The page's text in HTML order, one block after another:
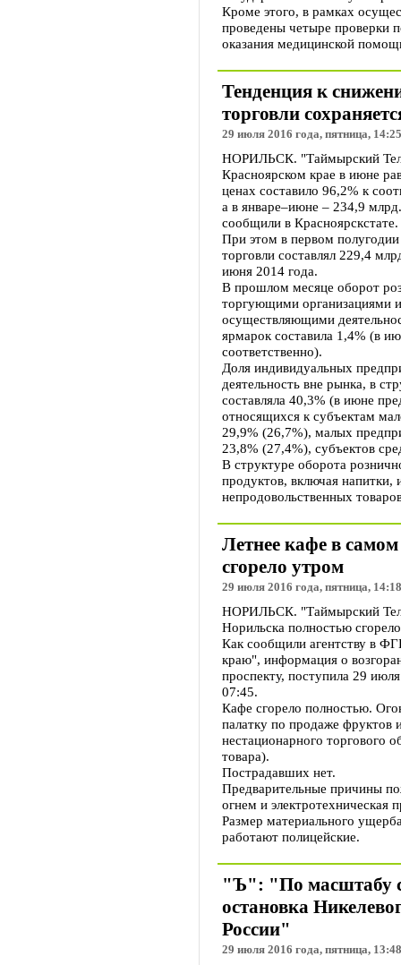
Кроме этого, в рамках
проведены четыре проверки
оказания медицинской
Тенденция к
торговли
29 июля 2016 года, пятница, 14:25
НОРИЛЬСК. "Таймырский
Красноярском крае в июне
ценах составило 96,2% к
а в январе–июне – 234,9
сообщили в Красноярскстате.
При этом в первом
торговли составлял 229,4
июня 2014 года.
В прошлом месяце оборот
торгующими организациями
осуществляющими
ярмарок составила 1,4% (в
соответственно).
Доля индивидуальных
деятельность вне рынка, в
составляла 40,3% (в июне
относящихся к субъектам
29,9% (26,7%), малых
23,8% (27,4%), субъектов
В структуре оборота
продуктов, включая напитки,
непродовольственных
Летнее кафе в
сгорело утром
29 июля 2016 года, пятница, 14:18
НОРИЛЬСК. "Таймырский
Норильска полностью
Как сообщили агентству в
краю", информация о
проспекту, поступила 29
07:45.
Кафе сгорело полностью.
палатку по продаже фруктов
нестационарного торгового
товара).
Пострадавших нет.
Предварительные причины
огнем и электротехническая
Размер материального
работают полицейские.
"Ъ": "По масштабу
остановка
России"
29 июля 2016 года, пятница, 13:48